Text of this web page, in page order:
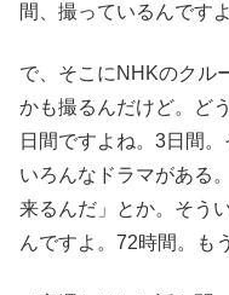
間、撮っているんですよ
で、そこにNHKのクル
かも撮るんだけど。ど
日間ですよね。3日間
いろんなドラマがある
来るんだ」とか。そう
んですよ。72時間。も